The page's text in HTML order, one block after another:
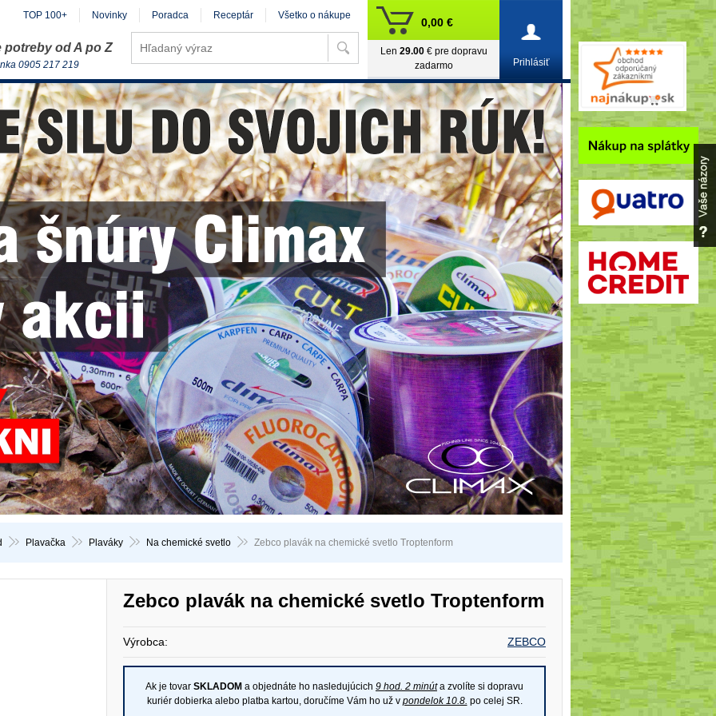
potreby od A po Z
0905 217 219 Prihlásiť
0,00 €
Len 29.00€ pre dopravu
zadarmo
Plavačka Plaváky Na chemické svetlo Zebco plavák na chemické svetlo Troptenform
Zebco plavák na chemické svetlo Troptenform
Výrobca: ZEBCO
Ak je tovar SKLADOM a objednáte ho nasledujúcich 9 hod. 2 minúta zvolíte si dopravu
kuriér dobierka alebo platba kartou, doručíme Vám ho už v pondelok 10.8. po celej SR.
TOP 100+ Novinky Poradca Receptár Všetko o nákupe